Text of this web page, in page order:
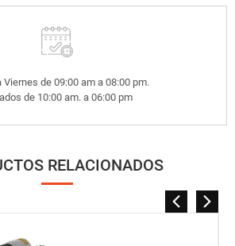
Viernes de 09:00 am a 08:00 pm.
de 10:00 am. a 06:00 pm
RELACIONADOS